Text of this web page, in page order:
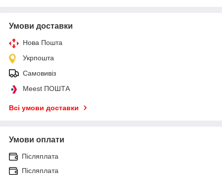
Умови доставки
Нова Пошта
Укрпошта
Самовивіз
Meest ПОШТА
Всі умови доставки
Умови оплати
Післяплата
Післяплата